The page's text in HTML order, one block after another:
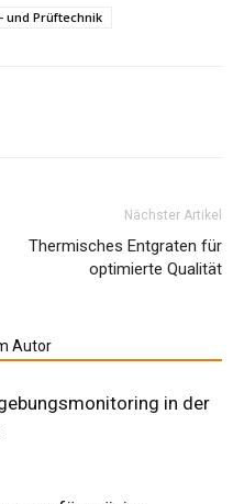
und Prüftechnik
Nächster Artikel
Thermisches Entgraten für
optimierte Qualität
Autor
in der